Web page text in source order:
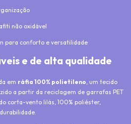
não oxidável
para conforto e versatilidade
e de alta qualidade
em ráfia 100% polietileno, um tecido
a partir da reciclagem de garrafas PET
corta-vento lilás, 100% poliéster,